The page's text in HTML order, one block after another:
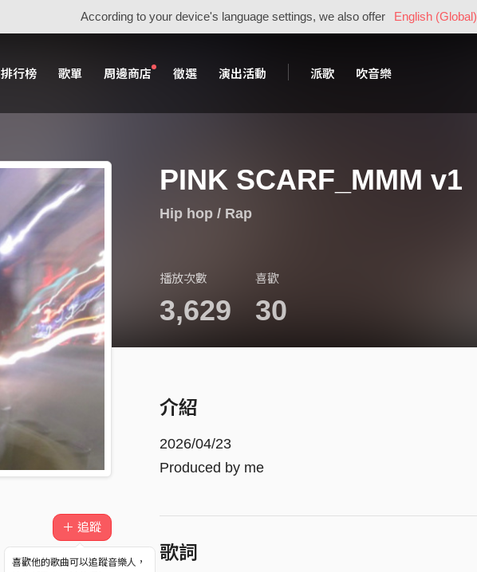
According to your device's language settings, we also offer English (Global)
排行榜 歌單 周邊商店 徵選 演出活動 派歌 吹音樂
PINK SCARF_MMM v1
Hip hop / Rap
播放次數
3,629
喜歡
30
＋ 追蹤
喜歡他的歌曲可以追蹤音樂人，
介紹
2026/04/23
Produced by me
歌詞